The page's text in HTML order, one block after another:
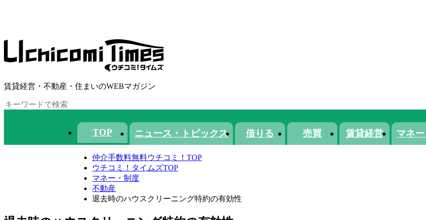
賃貸経営・不動産・住まいのWEBマガジン
TOP ニュース・トピックス 借りる 売買 賃貸経営 マネ
仲介手数料無料ウチコミ！TOP
ウチコミ！タイムズTOP
マネー・制度
不動産
退去時のハウスクリーニング特約の有効性